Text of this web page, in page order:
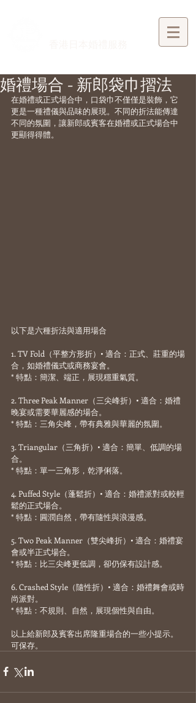
婚禮場合 - 新郎袋巾摺法
在婚禮或正式場合中，口袋巾不僅僅是裝飾，它
更是一種禮儀與品味的展現。不同的折法能傳達
不同的氛圍，讓新郎或賓客在婚禮或正式場合中
更顯得得體。
以下是六種折法與適用場合
1. TV Fold（平整方形折）• 適合：正式、莊重的場
合，如婚禮儀式或商務宴會。
* 特點：簡潔、端正，展現穩重氣質。
2. Three Peak Manner（三尖峰折）• 適合：婚禮
晚宴或需要華麗感的場合。
* 特點：三角尖峰，帶有典雅與華麗的氛圍。
3. Triangular（三角折）• 適合：簡單、低調的場
合。
* 特點：單一三角形，乾淨俐落。
4. Puffed Style（蓬鬆折）• 適合：婚禮派對或較輕
鬆的正式場合。
* 特點：圓潤自然，帶有隨性與浪漫感。
5. Two Peak Manner（雙尖峰折）• 適合：婚禮宴
會或半正式場合。
* 特點：比三尖峰更低調，卻仍保有設計感。
6. Crashed Style（隨性折）• 適合：婚禮舞會或時
尚派對。
* 特點：不規則、自然，展現個性與自由。
以上給新郎及賓客出席隆重場合的一些小提示。
可保存。